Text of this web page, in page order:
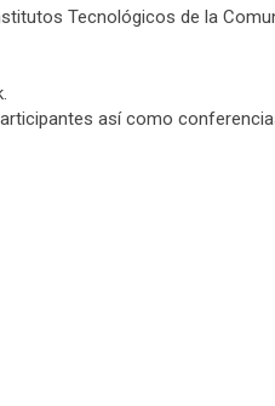
Tecnológicos de la
así como